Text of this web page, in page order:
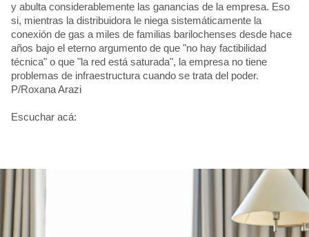
y abulta considerablemente las ganancias de la empresa. Eso
si, mientras la distribuidora le niega sistemáticamente la
conexión de gas a miles de familias barilochenses desde hace
años bajo el eterno argumento de que "no hay factibilidad
técnica" o que "la red está saturada", la empresa no tiene
problemas de infraestructura cuando se trata del poder.
P/Roxana Arazi
Escuchar acá: